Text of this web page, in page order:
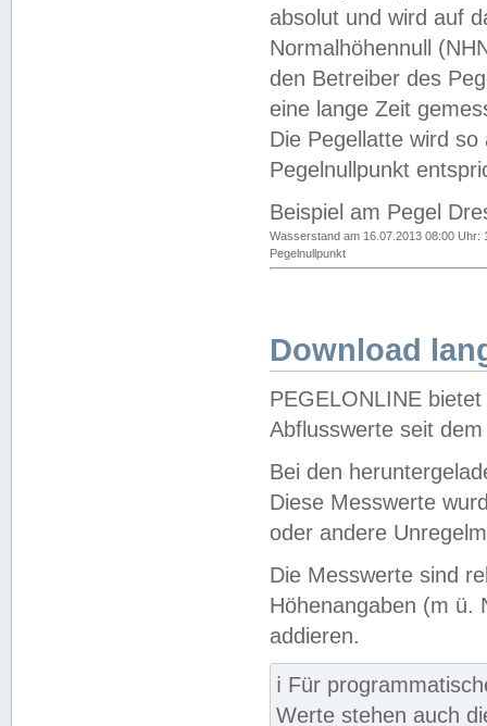
absolut und wird auf
Normalhöhennull
den Betreiber des
eine lange Zeit
Die Pegellatte wird
Pegelnullpunkt
Beispiel am Pegel
Wasserstand am 16.07.2013 08:00 Uhr:
Pegelnullpunkt
Download
PEGELONLINE
Abflusswerte seit
Bei den
Diese Messwerte
oder andere
Die Messwerte sind
Höhenangaben (m ü.
addieren.
ℹ️ Für
Werte stehen auch